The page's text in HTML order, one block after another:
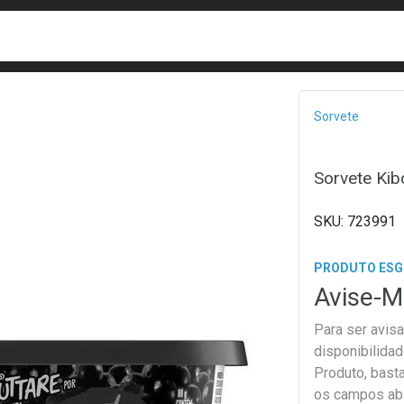
Sorvete
Sorvete
723991
PRODUTO
Avise-
Para ser
Produto,
os campos